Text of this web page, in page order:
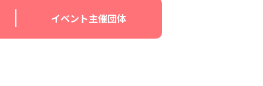
イベント主催団体